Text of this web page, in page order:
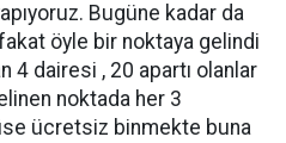
Bugüne kadar da
öyle bir noktaya gelindi
4 dairesi , 20 apartı olanlar
noktada her 3
ücretsiz binmekte buna